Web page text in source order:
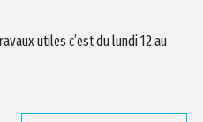
utiles c’est du lundi 12 au